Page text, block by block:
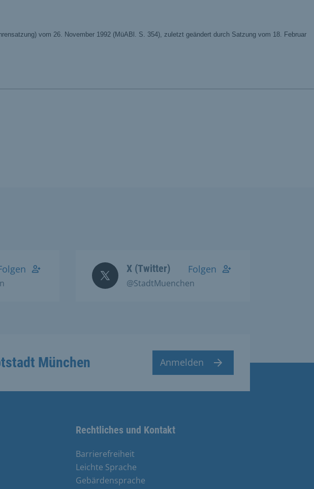
X (Twitter)
@StadtMuenchen
Folgen
München Anmelden
Rechtliches und Kontakt
Barrierefreiheit
Leichte Sprache
Gebärdensprache